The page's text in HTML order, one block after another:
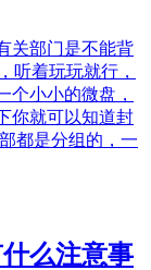
关部门是不能背
听着玩玩就行，
个小小的微盘，
你就可以知道封
都是分组的，一
么注意事